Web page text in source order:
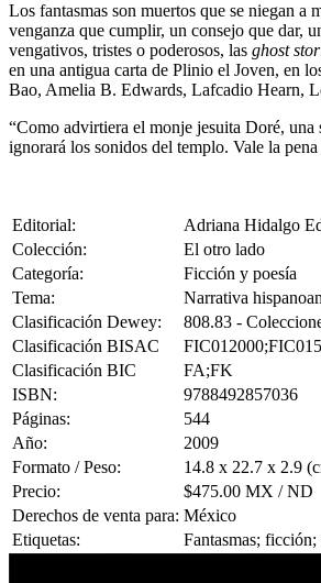
Los fantasmas son muertos que se niegan
venganza que cumplir, un consejo que dar,
vengativos, tristes o poderosos, las ghost
en una antigua carta de Plinio el Joven, en
Bao, Amelia B. Edwards, Lafcadio Hearn,
“Como advirtiera el monje jesuita Doré, una
ignorará los sonidos del templo. Vale la
Editorial:
Adriana Hidalgo
Colección:
El otro lado
Categoría:
Ficción y poesía
Tema:
Narrativa
Clasificación Dewey:
808.83 -
Clasificación BISAC
Clasificación BIC
FA;FK
ISBN:
9788492857036
Páginas:
544
Año:
2009
Formato / Peso:
14.8 x 22.7 x 2.9
Precio:
$475.00 MX / ND
Derechos de venta para: México
Etiquetas:
Fantasmas;